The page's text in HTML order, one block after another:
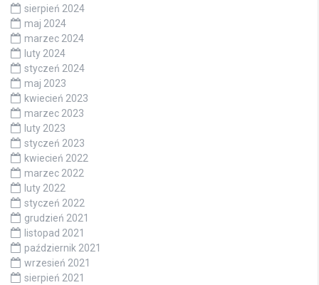
sierpień 2024
maj 2024
marzec 2024
luty 2024
styczeń 2024
maj 2023
kwiecień 2023
marzec 2023
luty 2023
styczeń 2023
kwiecień 2022
marzec 2022
luty 2022
styczeń 2022
grudzień 2021
listopad 2021
październik 2021
wrzesień 2021
sierpień 2021